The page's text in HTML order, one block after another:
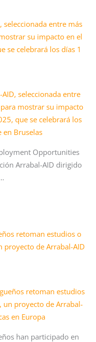
seleccionada entre más
su impacto en el
se celebrará los días 1
Opportunities
Arrabal-AID dirigido
retoman estudios o
proyecto de Arrabal-AID
han participado en